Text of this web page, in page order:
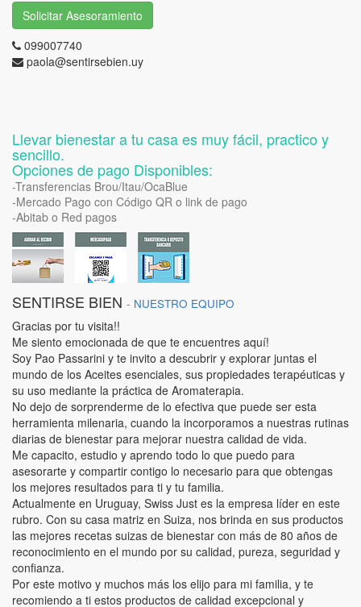
Solicitar Asesoramiento
099007740
paola@sentirsebien.uy
Llevar bienestar a tu casa es muy fácil, practico y
sencillo.
Opciones de pago Disponibles:
-Transferencias Brou/Itau/OcaBlue
-Mercado Pago con Código QR o link de pago
-Abitab o Red pagos
SENTIRSE BIEN - NUESTRO EQUIPO
Gracias por tu visita!!
Me siento emocionada de que te encuentres aquí!
Soy Pao Passarini y te invito a descubrir y explorar juntas el
mundo de los Aceites esenciales, sus propiedades terapéuticas y
su uso mediante la práctica de Aromaterapia.
No dejo de sorprenderme de lo efectiva que puede ser esta
herramienta milenaria, cuando la incorporamos a nuestras rutinas
diarias de bienestar para mejorar nuestra calidad de vida.
Me capacito, estudio y aprendo todo lo que puedo para
asesorarte y compartir contigo lo necesario para que obtengas
los mejores resultados para ti y tu familia.
Actualmente en Uruguay, Swiss Just es la empresa líder en este
rubro. Con su casa matriz en Suiza, nos brinda en sus productos
las mejores recetas suizas de bienestar con más de 80 años de
reconocimiento en el mundo por su calidad, pureza, seguridad y
confianza.
Por este motivo y muchos más los elijo para mi familia, y te
recomiendo a ti estos productos de calidad excepcional y